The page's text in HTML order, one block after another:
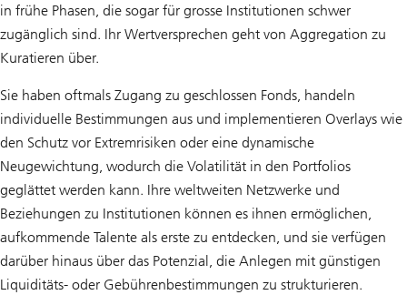
in frühe Phasen, die sogar für grosse Institutionen schwer
zugänglich sind. Ihr Wertversprechen geht von Aggregation zu
Kuratieren über.
Sie haben oftmals Zugang zu geschlossen Fonds, handeln
individuelle Bestimmungen aus und implementieren Overlays wie
den Schutz vor Extremrisiken oder eine dynamische
Neugewichtung, wodurch die Volatilität in den Portfolios
geglättet werden kann. Ihre weltweiten Netzwerke und
Beziehungen zu Institutionen können es ihnen ermöglichen,
aufkommende Talente als erste zu entdecken, und sie verfügen
darüber hinaus über das Potenzial, die Anlegen mit günstigen
Liquiditäts- oder Gebührenbestimmungen zu strukturieren.